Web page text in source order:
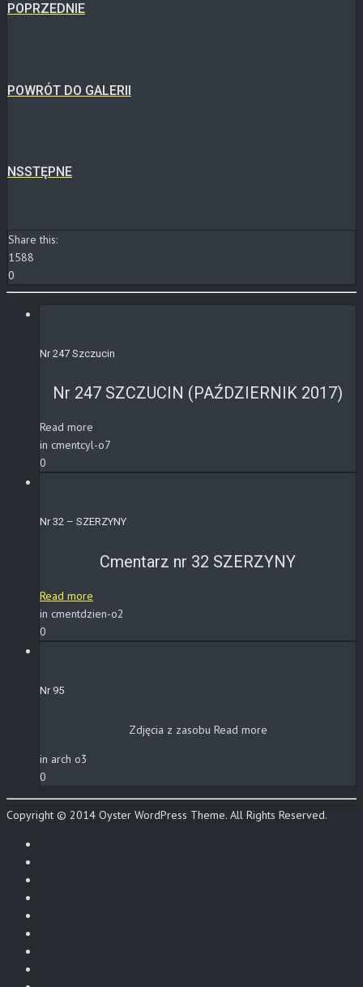
POPRZEDNIE
POWRÓT DO GALERII
NSSTĘPNE
Share this:
1588
0
Nr 247 Szczucin
Nr 247 SZCZUCIN (PAŹDZIERNIK 2017)
Read more
in cmentcyl-o7
0
Nr 32 – SZERZYNY
Cmentarz nr 32 SZERZYNY
Read more
in cmentdzien-o2
0
Nr 95
Zdjęcia z zasobu Read more
in arch o3
0
Copyright © 2014 Oyster WordPress Theme. All Rights Reserved.